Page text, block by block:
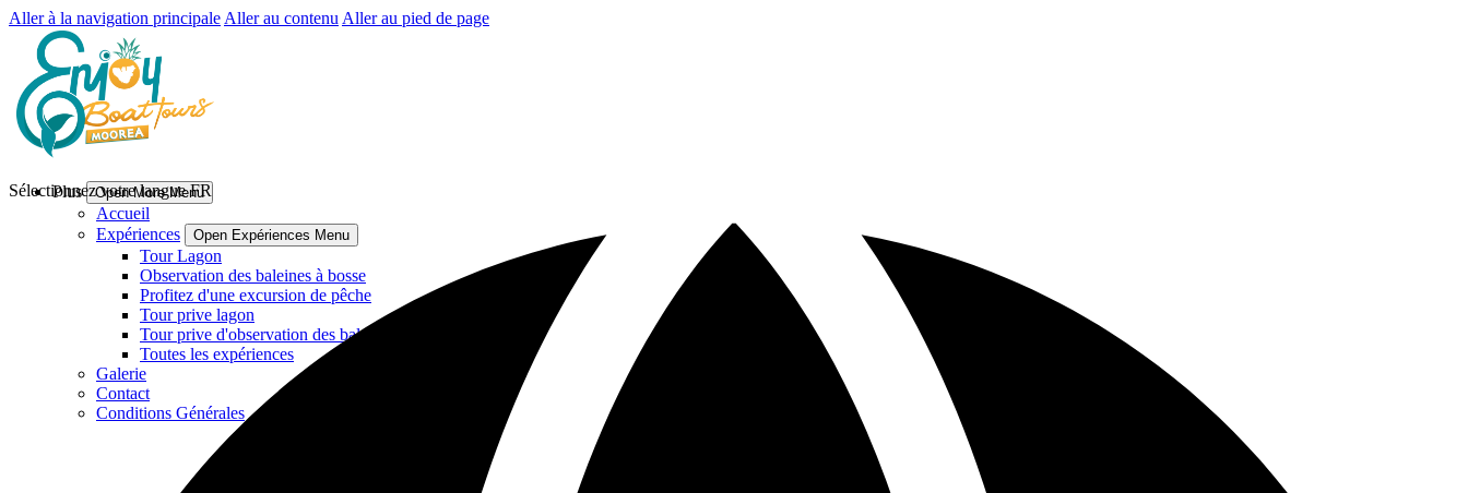
Aller à la navigation principale Aller au contenu Aller au pied de page
Plus Open More Menu
Accueil
Expériences
Open Expériences Menu
Tour Lagon
Observation des baleines à bosse
Profitez d'une excursion de pêche
Tour prive lagon
Tour prive d'observation des baleines a bosse
Toutes les expériences
Galerie
Contact
Conditions Générales
Sélectionnez votre langue FR